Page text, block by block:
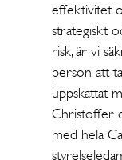
effektivitet
strategiskt
risk, är vi
person att
uppskattat
Christoffer
med hela